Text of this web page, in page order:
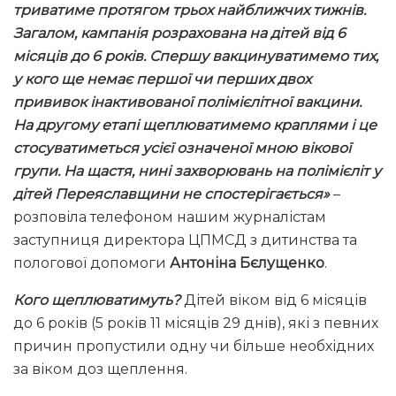
триватиме протягом трьох найближчих тижнів.
Загалом, кампанія розрахована на дітей від 6
місяців до 6 років. Спершу вакцинуватимемо тих,
у кого ще немає першої чи перших двох
прививок інактивованої полімієлітної вакцини.
На другому етапі щеплюватимемо краплями і це
стосуватиметься усієї означеної мною вікової
групи. На щастя, нині захворювань на полімієліт у
дітей Переяславщини не спостерігається»–
розповіла телефоном нашим журналістам
заступниця директора ЦПМСД з дитинства та
пологової допомоги Антоніна Бєлущенко.
Кого щеплюватимуть?Дітей віком від 6 місяців
до 6 років (5 років 11 місяців 29 днів), які з певних
причин пропустили одну чи більше необхідних
за віком доз щеплення.